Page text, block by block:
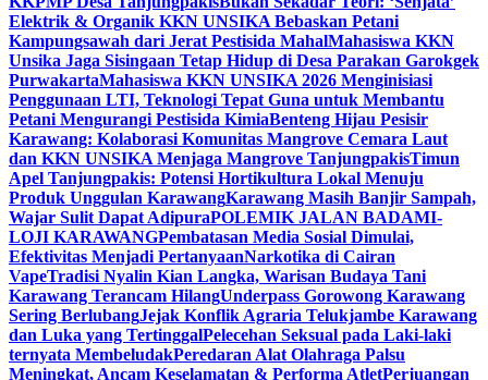
Elektrik & Organik KKN UNSIKA Bebaskan Petani
Kampungsawah dari Jerat Pestisida MahalMahasiswa KKN
Unsika Jaga Sisingaan Tetap Hidup di Desa Parakan Garokgek
PurwakartaMahasiswa KKN UNSIKA 2026 Menginisiasi
Penggunaan LTI, Teknologi Tepat Guna untuk Membantu
Petani Mengurangi Pestisida KimiaBenteng Hijau Pesisir
Karawang: Kolaborasi Komunitas Mangrove Cemara Laut
dan KKN UNSIKA Menjaga Mangrove TanjungpakisTimun
Apel Tanjungpakis: Potensi Hortikultura Lokal Menuju
Produk Unggulan KarawangKarawang Masih Banjir Sampah,
Wajar Sulit Dapat AdipuraPOLEMIK JALAN BADAMI-
LOJI KARAWANGPembatasan Media Sosial Dimulai,
Efektivitas Menjadi PertanyaanNarkotika di Cairan
VapeTradisi Nyalin Kian Langka, Warisan Budaya Tani
Karawang Terancam HilangUnderpass Gorowong Karawang
Sering BerlubangJejak Konflik Agraria Telukjambe Karawang
dan Luka yang TertinggalPelecehan Seksual pada Laki-laki
ternyata MembeludakPeredaran Alat Olahraga Palsu
Meningkat, Ancam Keselamatan & Performa AtletPerjuangan